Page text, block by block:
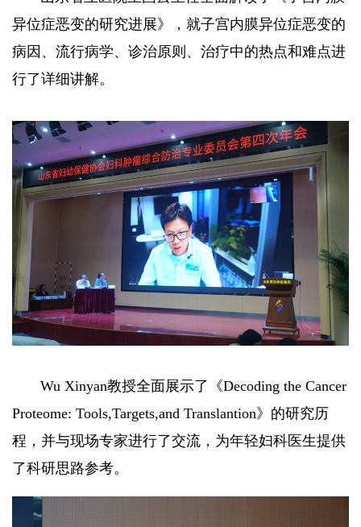
异位症恶变的研究进展》，就子宫内膜异位症恶变的
病因、流行病学、诊治原则、治疗中的热点和难点进
行了详细讲解。
Wu Xinyan教授全面展示了《Decoding the Cancer
Proteome: Tools,Targets,and Translantion》的研究历
程，并与现场专家进行了交流，为年轻妇科医生提供
了科研思路参考。